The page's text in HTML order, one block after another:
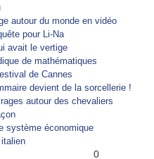
autour du monde en vidéo
pour Li-Na
avait le vertige
de mathématiques
de Cannes
devient de la sorcellerie !
autour des chevaliers
système économique